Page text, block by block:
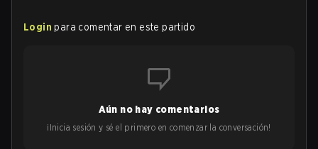
Login para comentar en este partido
Aún no hay comentarios
¡Inicia sesión y sé el primero en comenzar la conversación!